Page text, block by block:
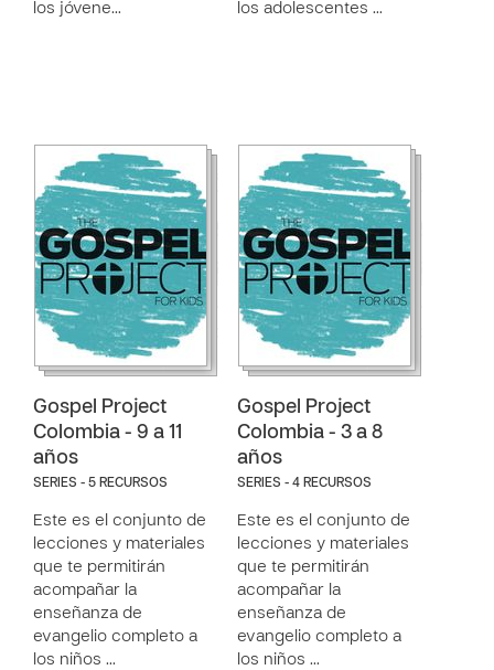
los jóvene…
los adolescentes …
Gospel Project
Colombia - 9 a 11
años
SERIES - 5 RECURSOS
Este es el conjunto de
lecciones y materiales
que te permitirán
acompañar la
enseñanza de
evangelio completo a
los niños …
Gospel Project
Colombia - 3 a 8
años
SERIES - 4 RECURSOS
Este es el conjunto de
lecciones y materiales
que te permitirán
acompañar la
enseñanza de
evangelio completo a
los niños …